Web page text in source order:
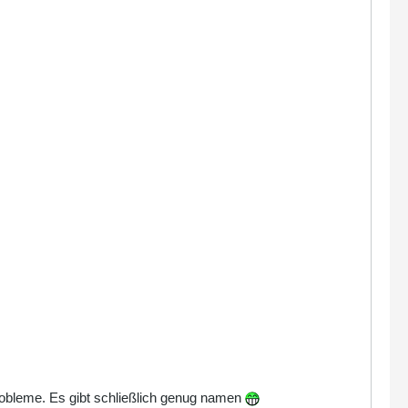
Es gibt schließlich genug namen